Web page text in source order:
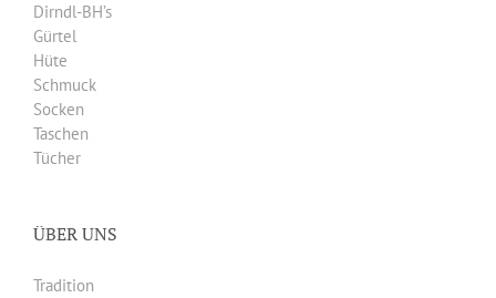
Dirndl-BH’s
Gürtel
Hüte
Schmuck
Socken
Taschen
Tücher
ÜBER UNS
Tradition